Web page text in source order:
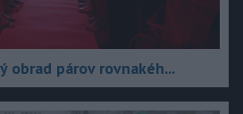
obrad párov rovnakéh...